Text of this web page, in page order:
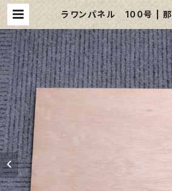
ラワンパネル 100号 | 那